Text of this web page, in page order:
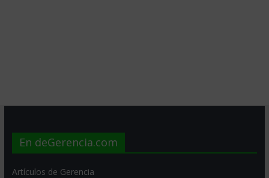
En deGerencia.com
Artículos de Gerencia